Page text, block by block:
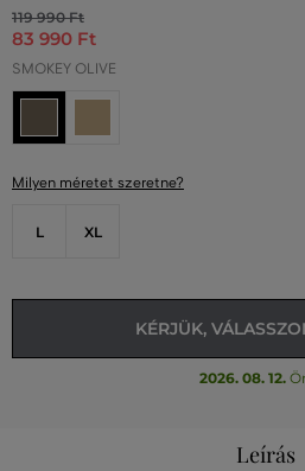
119 990 Ft
83 990 Ft
SMOKEY OLIVE
Milyen méretet szeretne?
L XL
KÉRJÜK,
2026. 08. 12.
Leírás